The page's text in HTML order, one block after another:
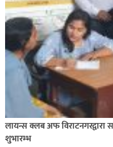
लायन्स क्लब अफ विराटनगरद्वारा
शुभारम्भ